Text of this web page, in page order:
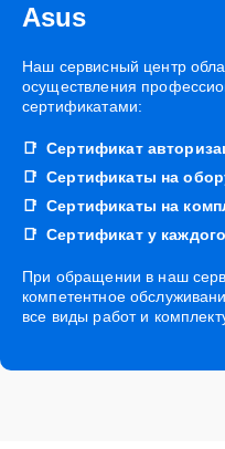
Asus
Наш сервисный центр
осуществления
сертификатами:
Сертификат
Сертификаты на
Сертификаты на
Сертификат у
При обращении в наш
компетентное
все виды работ и